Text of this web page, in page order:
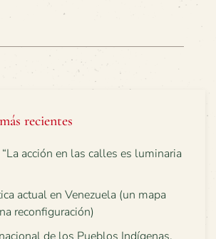
recientes
acción en las calles es luminaria
actual en Venezuela (un mapa
reconfiguración)